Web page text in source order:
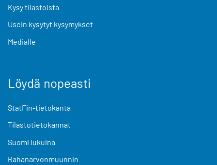
Kysy tilastoista
Usein kysytyt kysymykset
Medialle
Löydä nopeasti
StatFin-tietokanta
Tilastotietokannat
Suomi lukuina
Rahanarvonmuunnin